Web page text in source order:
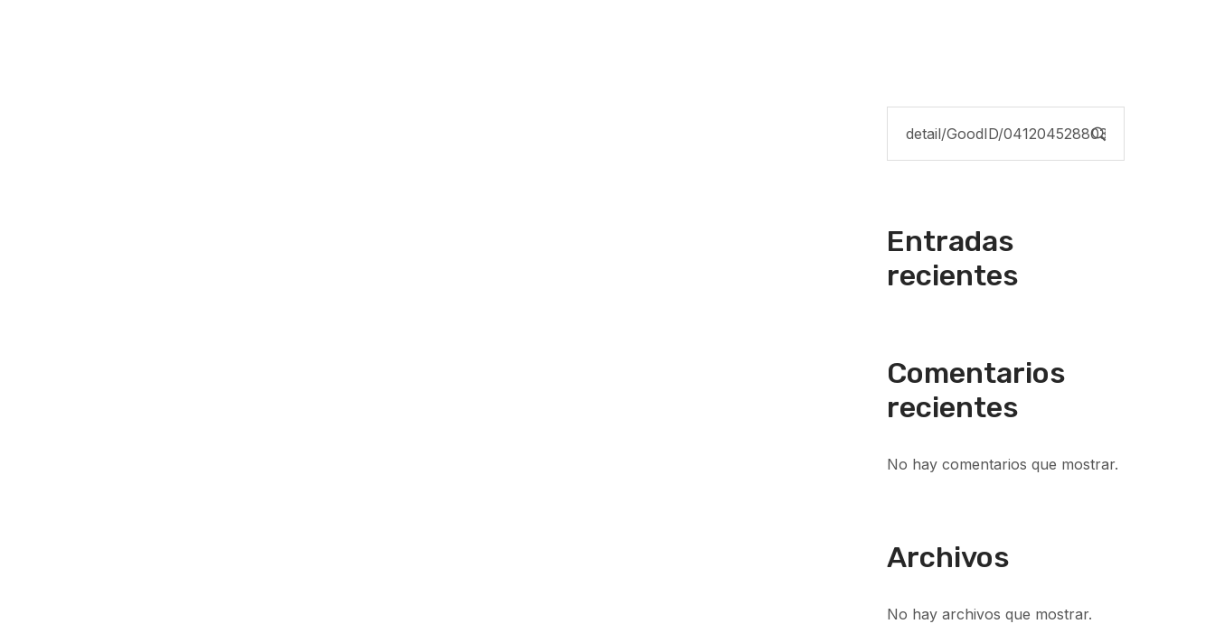
Entradas
recientes
Comentarios
recientes
No hay comentarios que mostrar.
Archivos
No hay archivos que mostrar.